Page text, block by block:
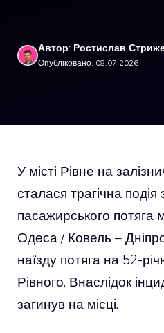
Автор: Ростислав
Опубліковано: 08.07.2026
У місті Рівне на
сталася трагічна
пасажирського потяга
Одеса / Ковель –
наїзду потяга на 52-
Рівного. Внаслідок
загинув на місці.